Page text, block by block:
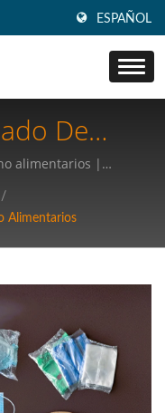
ESPAÑOL
De
|
La
alimentarios |
/
Alimentarios